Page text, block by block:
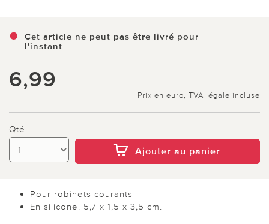
Cet article ne peut pas être livré pour
l'instant
6,99
Prix en euro, TVA légale incluse
Qté
Ajouter au panier
Pour robinets courants
En silicone. 5,7 x 1,5 x 3,5 cm.